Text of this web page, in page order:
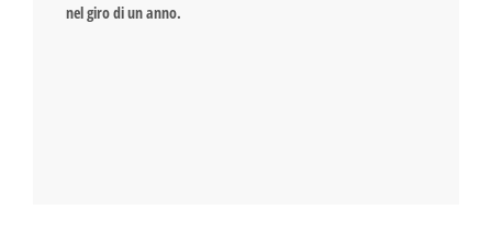
nel giro di un anno.